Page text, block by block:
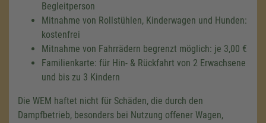
Begleitperson
Mitnahme von Rollstühlen, Kinderwagen und Hunden:
kostenfrei
Mitnahme von Fahrrädern begrenzt möglich: je 3,00 €
Familienkarte: für Hin- & Rückfahrt von 2 Erwachsene
und bis zu 3 Kindern
Die WEM haftet nicht für Schäden, die durch den
Dampfbetrieb, besonders bei Nutzung offener Wagen,